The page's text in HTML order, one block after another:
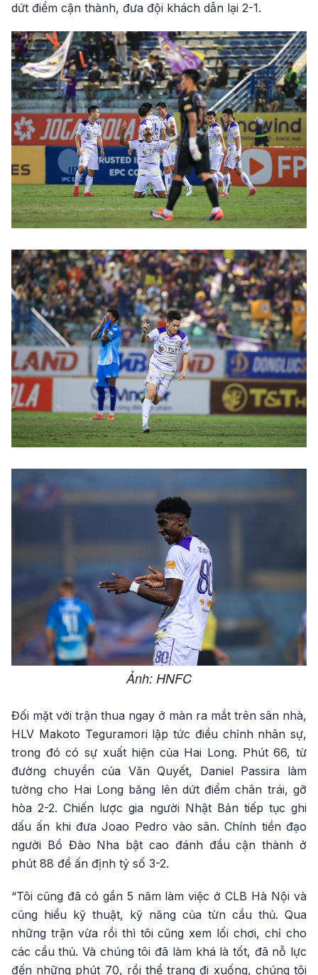
dứt điểm cận thành, đưa đội khách dẫn lại 2-1.
Ảnh: HNFC
Đối mặt với trận thua ngay ở màn ra mắt trên sân nhà,
HLV Makoto Teguramori lập tức điều chỉnh nhân sự,
trong đó có sự xuất hiện của Hai Long. Phút 66, từ
đường chuyển của Văn Quyết, Daniel Passira làm
tường cho Hai Long băng lên dứt điểm chân trái, gỡ
hòa 2-2. Chiến lược gia người Nhật Bản tiếp tục ghi
dấu ấn khi đưa Joao Pedro vào sân. Chính tiền đạo
người Bồ Đào Nha bật cao đánh đầu cận thành ở
phút 88 để ấn định tỷ số 3-2.
“Tôi cũng đã có gần 5 năm làm việc ở CLB Hà Nội và
cũng hiểu kỹ thuật, kỹ năng của từn cầu thủ. Qua
những trận vừa rồi thì tôi cũng xem lối chơi, chỉ cho
các cầu thủ. Và chúng tôi đã làm khá là tốt, đã nỗ lực
đến những phút 70, rồi thể trạng đi xuống, chúng tôi